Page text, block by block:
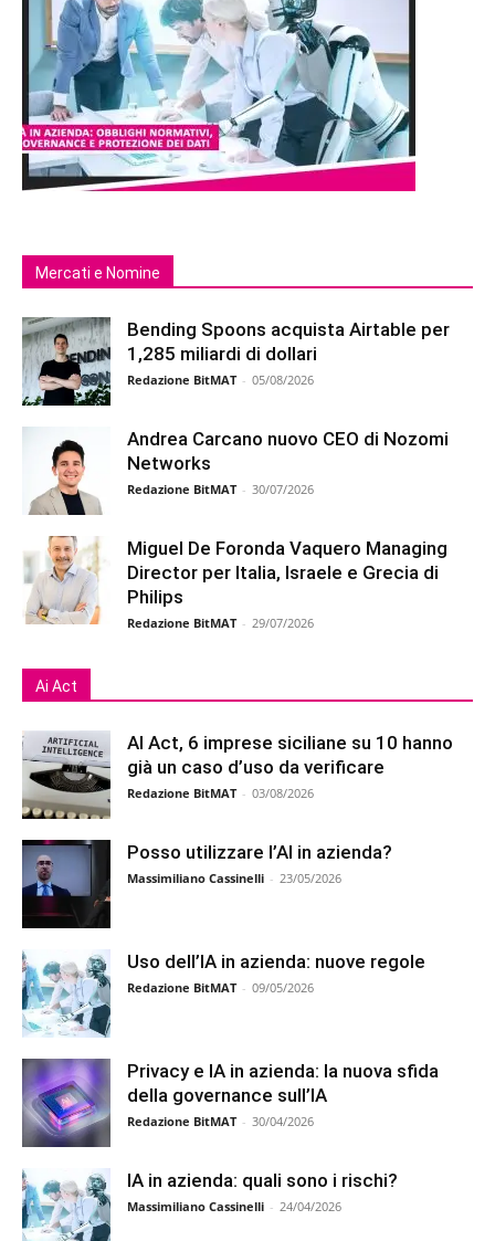
Mercati e Nomine
Bending Spoons acquista Airtable per
1,285 miliardi di dollari
Redazione BitMAT - 05/08/2026
Andrea Carcano nuovo CEO di Nozomi
Networks
Redazione BitMAT - 30/07/2026
Miguel De Foronda Vaquero Managing
Director per Italia, Israele e Grecia di
Philips
Redazione BitMAT - 29/07/2026
Ai Act
AI Act, 6 imprese siciliane su 10 hanno
già un caso d’uso da verificare
Redazione BitMAT - 03/08/2026
Posso utilizzare l’AI in azienda?
Massimiliano Cassinelli - 23/05/2026
Uso dell’IA in azienda: nuove regole
Redazione BitMAT - 09/05/2026
Privacy e IA in azienda: la nuova sfida
della governance sull’IA
Redazione BitMAT - 30/04/2026
IA in azienda: quali sono i rischi?
Massimiliano Cassinelli - 24/04/2026